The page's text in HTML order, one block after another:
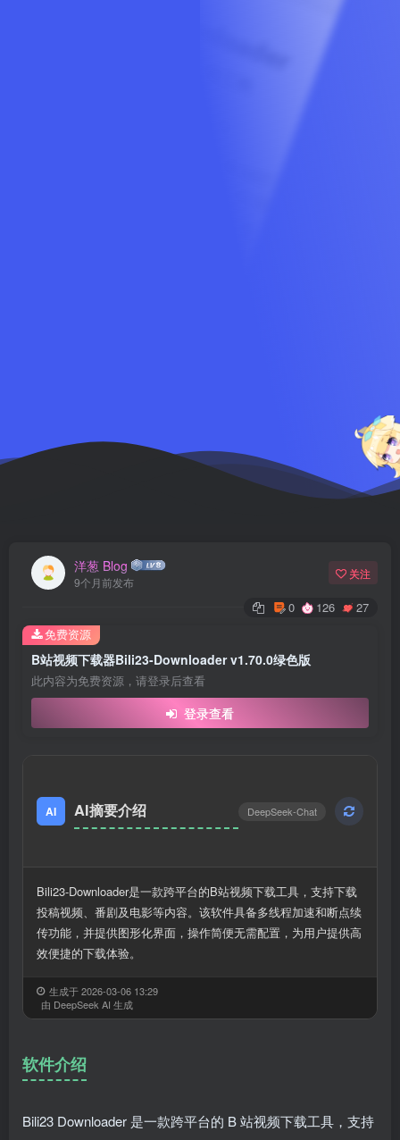
洋葱 Blog
9个月前发布
关注
0 126 27
B站视频下载器Bili23-Downloader v1.70.0绿色版
此内容为免费资源，请登录后查看
登录查看
免费资源
AI AI摘要介绍 DeepSeek-Chat
Bili23-Downloader是一款跨平台的B站视频下载工具，支持下载
投稿视频、番剧及电影等内容。该软件具备多线程加速和断点续
传功能，并提供图形化界面，操作简便无需配置，为用户提供高
效便捷的下载体验。
生成于 2026-03-06 13:29
由 DeepSeek AI 生成
软件介绍
Bili23 Downloader 是一款跨平台的 B 站视频下载工具，支持